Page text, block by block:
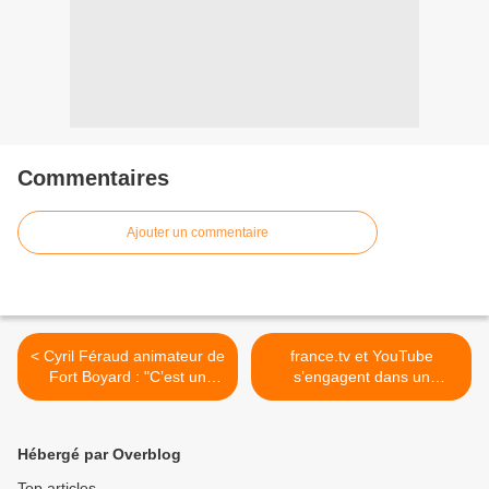
Commentaires
Ajouter un commentaire
< Cyril Féraud animateur de
Fort Boyard : "C’est un
honneur et beaucoup
mythique.".
france.tv et YouTube
s’engagent dans un
partenariat stratégique pour
Hébergé par Overblog